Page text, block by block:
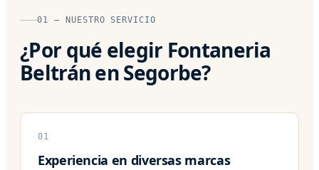
01 — NUESTRO SERVICIO
¿Por qué elegir Fontaneria
Beltrán en Segorbe?
01
Experiencia en diversas marcas